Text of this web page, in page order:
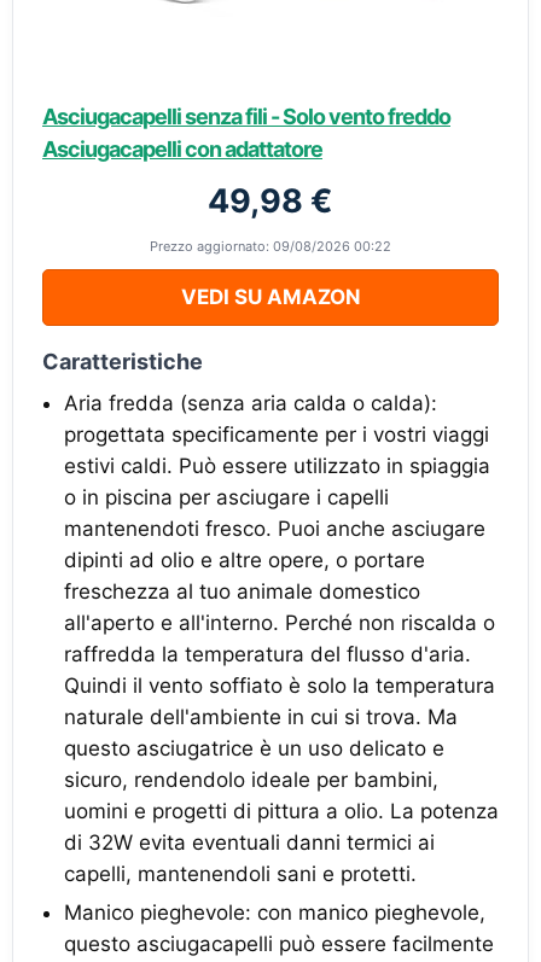
Asciugacapelli senza fili - Solo vento freddo
Asciugacapelli con adattatore
49,98 €
Prezzo aggiornato: 09/08/2026 00:22
VEDI SU AMAZON
Caratteristiche
Aria fredda (senza aria calda o calda):
progettata specificamente per i vostri viaggi
estivi caldi. Può essere utilizzato in spiaggia
o in piscina per asciugare i capelli
mantenendoti fresco. Puoi anche asciugare
dipinti ad olio e altre opere, o portare
freschezza al tuo animale domestico
all'aperto e all'interno. Perché non riscalda o
raffredda la temperatura del flusso d'aria.
Quindi il vento soffiato è solo la temperatura
naturale dell'ambiente in cui si trova. Ma
questo asciugatrice è un uso delicato e
sicuro, rendendolo ideale per bambini,
uomini e progetti di pittura a olio. La potenza
di 32W evita eventuali danni termici ai
capelli, mantenendoli sani e protetti.
Manico pieghevole: con manico pieghevole,
questo asciugacapelli può essere facilmente